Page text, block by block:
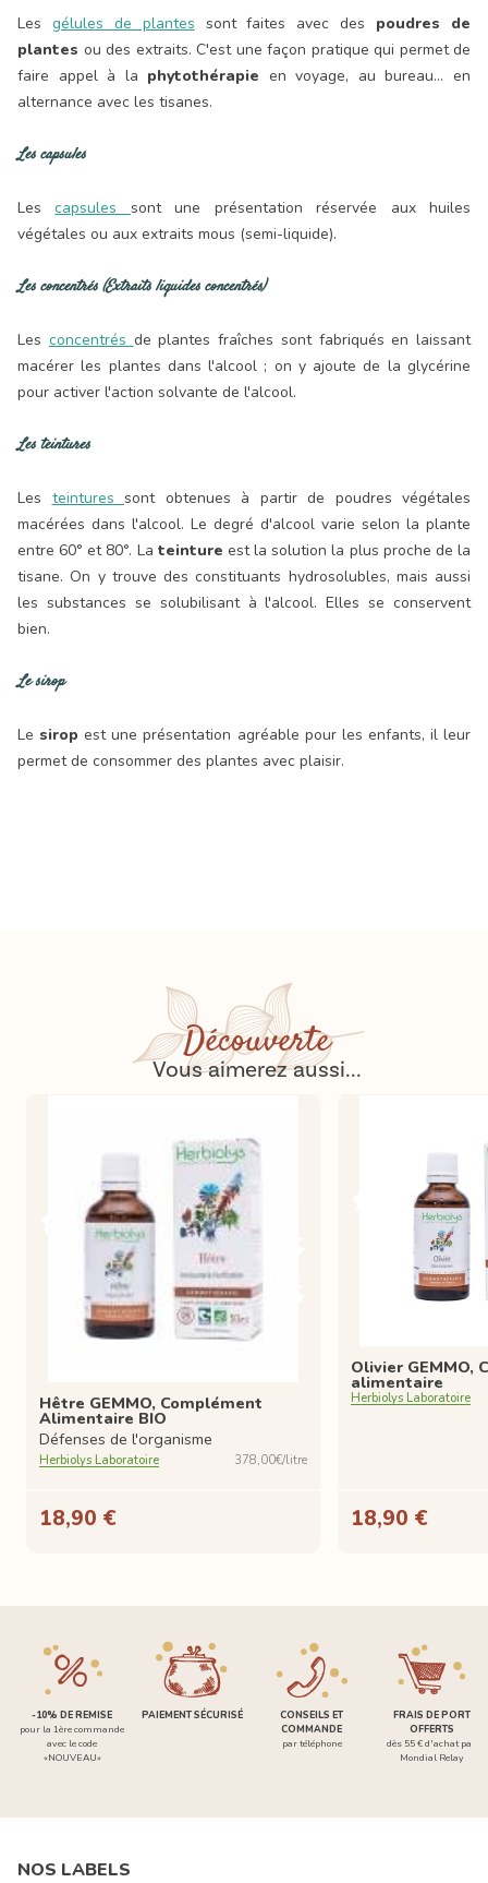
Les gélules de plantes sont faites avec des poudres de
plantes ou des extraits. C'est une façon pratique qui permet de
faire appel à la phytothérapie en voyage, au bureau... en
alternance avec les tisanes.
Les capsules
Lescapsules sont une présentation réservée aux huiles
végétales ou aux extraits mous (semi-liquide).
Les concentrés (Extraits liquides concentrés)
Les concentrés de plantes fraîches sont fabriqués en laissant
macérer les plantes dans l'alcool ; on y ajoute de la glycérine
pour activer l'action solvante de l'alcool.
Les teintures
Les teintures sont obtenues à partir de poudres végétales
macérées dans l'alcool. Le degré d'alcool varie selon la plante
entre 60° et 80°. La teinture est la solution la plus proche de la
tisane. On y trouve des constituants hydrosolubles, mais aussi
les substances se solubilisant à l'alcool. Elles se conservent
bien.
Le sirop
Le siropest une présentation agréable pour les enfants, il leur
permet de consommer des plantes avec plaisir.
Découverte
Vous aimerez aussi...
Hêtre GEMMO, Complément
Alimentaire BIO
Défenses de l'organisme
Herbiolys Laboratoire 378,00€/litre
18,90 €
Olivier GEMMO,
alimentaire
Herbiolys Laboratoire
18,90 €
-10% DE REMISE
pour la 1ère commande
avec le code
«NOUVEAU»
PAIEMENT SÉCURISÉ
CONSEILS ET
COMMANDE
par téléphone
FRAIS DE PORT
OFFERTS
dès 55 € d'achat par
Mondial Relay
NOS LABELS